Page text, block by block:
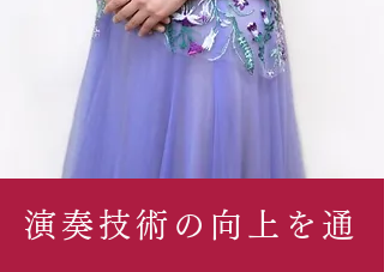
演奏技術の向上を通